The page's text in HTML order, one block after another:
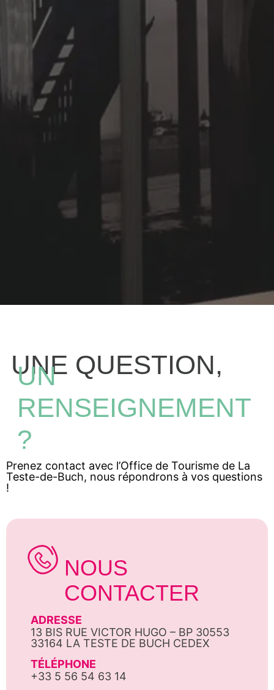
UNE QUESTION,
UN
RENSEIGNEMENT
?
Prenez contact avec l’Office de Tourisme de La
Teste-de-Buch, nous répondrons à vos questions
!
NOUS
CONTACTER
ADRESSE
13 BIS RUE VICTOR HUGO – BP 30553
33164 LA TESTE DE BUCH CEDEX
TÉLÉPHONE
+33 5 56 54 63 14